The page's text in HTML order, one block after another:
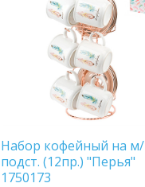
Набор кофейный на м/
подст. (12пр.) "Перья"
1750173